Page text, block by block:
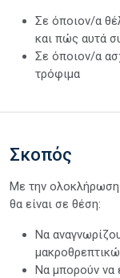
Σε όποιον/α
και πώς αυτά
Σε όποιον/α
τρόφιμα
Σκοπός
Με την ολοκλήρωση
θα είναι σε θέση:
Να
Να μπορούν να